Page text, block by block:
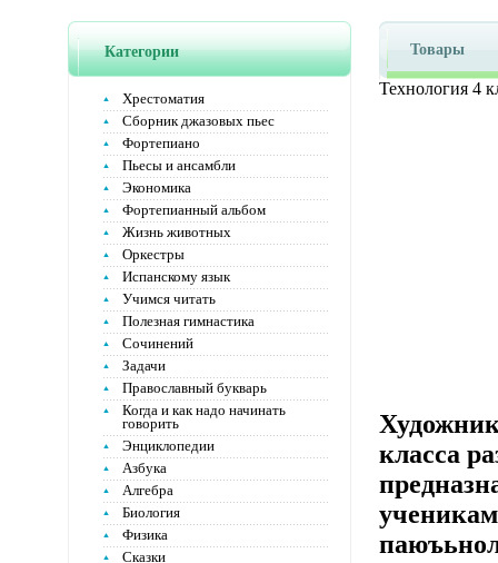
Категории
Хрестоматия
Сборник джазовых пьес
Фортепиано
Пьесы и ансамбли
Экономика
Фортепианный альбом
Жизнь животных
Оркестры
Испанскому язык
Учимся читать
Полезная гимнастика
Сочинений
Задачи
Православный букварь
Когда и как надо начинать
говорить
Энциклопедии
Азбука
Алгебра
Биология
Физика
Сказки
Товары
Технология 4
класса